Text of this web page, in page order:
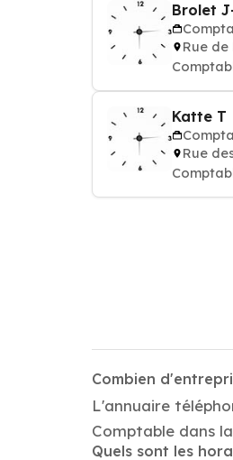
Brolet
Rue de
Katte T
Rue
Combien
L'annuaire
Comptable dans
Quels sont les